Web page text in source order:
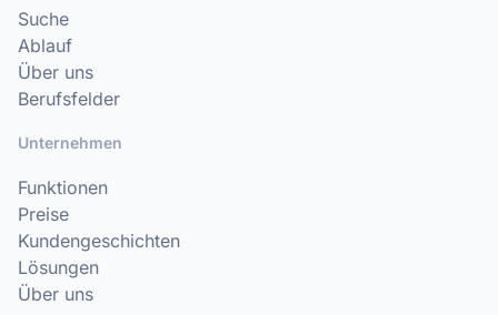
Suche
Ablauf
Über uns
Berufsfelder
Unternehmen
Funktionen
Preise
Kundengeschichten
Lösungen
Über uns